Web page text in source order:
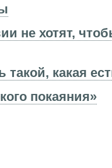
не хотят,
какая
покаяния»